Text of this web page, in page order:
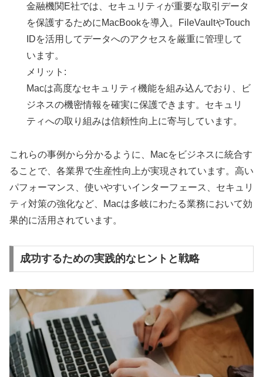
金融機関E社では、セキュリティが重要な取引データ
を保護するためにMacBookを導入。FileVaultやTouch
IDを活用してデータへのアクセスを厳重に管理して
います。
メリット:
Macは高度なセキュリティ機能を組み込んでおり、ビ
ジネスの機密情報を確実に保護できます。セキュリ
ティへの取り組みは信頼性向上に寄与しています。
これらの事例から分かるように、Macをビジネスに統合す
ることで、各業界で生産性向上が実現されています。高い
パフォーマンス、使いやすいインターフェース、セキュリ
ティ対策の強化など、Macは多岐にわたる業務において効
果的に活用されています。
成功するための実践的なヒントと戦略